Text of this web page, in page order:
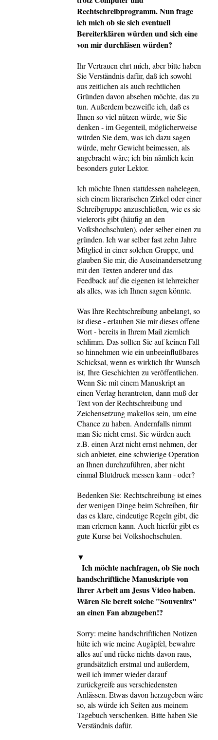
Rechtschreibprogramm. Nun frage
ich mich ob sie sich eventuell
Bereiterklären würden und sich eine
von mir durchläsen würden?
Ihr Vertrauen ehrt mich, aber bitte haben
Sie Verständnis dafür, daß ich sowohl
aus zeitlichen als auch rechtlichen
Gründen davon absehen möchte, das zu
tun. Außerdem bezweifle ich, daß es
Ihnen so viel nützen würde, wie Sie
denken - im Gegenteil, möglicherweise
würden Sie dem, was ich dazu sagen
würde, mehr Gewicht beimessen, als
angebracht wäre; ich bin nämlich kein
besonders guter Lektor.
Ich möchte Ihnen stattdessen nahelegen,
sich einem literarischen Zirkel oder einer
Schreibgruppe anzuschließen, wie es sie
vielerorts gibt (häufig an den
Volkshochschulen), oder selber einen zu
gründen. Ich war selber fast zehn Jahre
Mitglied in einer solchen Gruppe, und
glauben Sie mir, die Auseinandersetzung
mit den Texten anderer und das
Feedback auf die eigenen ist lehrreicher
als alles, was ich Ihnen sagen könnte.
Was Ihre Rechtschreibung anbelangt, so
ist diese - erlauben Sie mir dieses offene
Wort - bereits in Ihrem Mail ziemlich
schlimm. Das sollten Sie auf keinen Fall
so hinnehmen wie ein unbeeinflußbares
Schicksal, wenn es wirklich Ihr Wunsch
ist, Ihre Geschichten zu veröffentlichen.
Wenn Sie mit einem Manuskript an
einen Verlag herantreten, dann muß der
Text von der Rechtschreibung und
Zeichensetzung makellos sein, um eine
Chance zu haben. Andernfalls nimmt
man Sie nicht ernst. Sie würden auch
z.B. einen Arzt nicht ernst nehmen, der
sich anbietet, eine schwierige Operation
an Ihnen durchzuführen, aber nicht
einmal Blutdruck messen kann - oder?
Bedenken Sie: Rechtschreibung ist eines
der wenigen Dinge beim Schreiben, für
das es klare, eindeutige Regeln gibt, die
man erlernen kann. Auch hierfür gibt es
gute Kurse bei Volkshochschulen.
▼
Ich möchte nachfragen, ob Sie noch
handschriftliche Manuskripte von
Ihrer Arbeit am Jesus Video haben.
Wären Sie bereit solche "Souvenirs"
an einen Fan abzugeben!?
Sorry: meine handschriftlichen Notizen
hüte ich wie meine Augäpfel, bewahre
alles auf und rücke nichts davon raus,
grundsätzlich erstmal und außerdem,
weil ich immer wieder darauf
zurückgreife aus verschiedensten
Anlässen. Etwas davon herzugeben wäre
so, als würde ich Seiten aus meinem
Tagebuch verschenken. Bitte haben Sie
Verständnis dafür.